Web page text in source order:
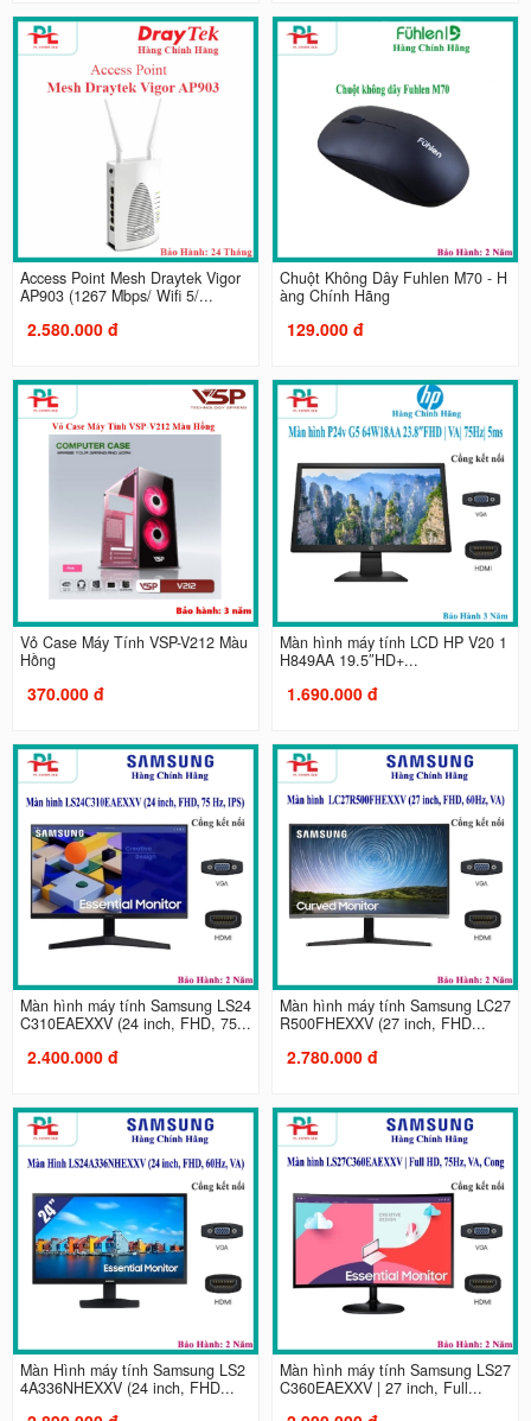
Access Point Mesh Draytek Vigor
AP903 (1267 Mbps/ Wifi 5/...
2.580.000 đ
Chuột Không Dây Fuhlen M70 - H
àng Chính Hãng
129.000 đ
Vỏ Case Máy Tính VSP-V212 Màu
Hồng
370.000 đ
Màn hình máy tính LCD HP V20 1
H849AA 19.5″HD+...
1.690.000 đ
Màn hình máy tính Samsung LS24
C310EAEXXV (24 inch, FHD, 75...
2.400.000 đ
Màn hình máy tính Samsung LC27
R500FHEXXV (27 inch, FHD...
2.780.000 đ
Màn Hình máy tính Samsung LS2
4A336NHEXXV (24 inch, FHD...
Màn hình máy tính Samsung LS27
C360EAEXXV | 27 inch, Full...